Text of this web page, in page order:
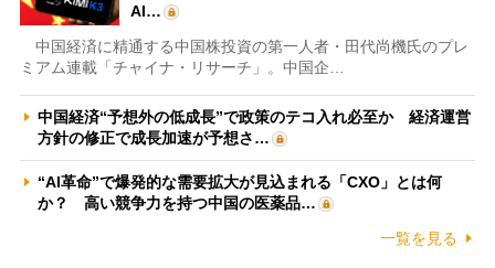
AI…
中国経済に精通する中国株投資の第一人者・田代尚機氏のプレ
ミアム連載「チャイナ・リサーチ」。中国企…
中国経済“予想外の低成長”で政策のテコ入れ必至か 経済運営
方針の修正で成長加速が予想さ…
“AI革命”で爆発的な需要拡大が見込まれる「CXO」とは何
か？ 高い競争力を持つ中国の医薬品…
一覧を見る